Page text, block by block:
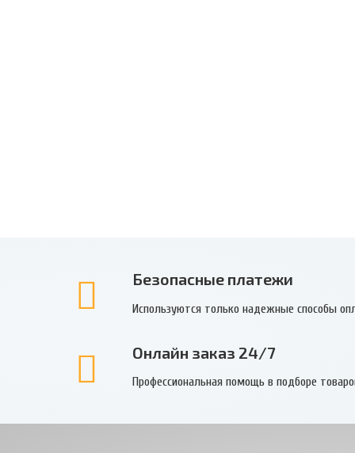
Безопасные платежи
Используются только надежные способы
Онлайн заказ 24/7
Профессиональная помощь в подборе